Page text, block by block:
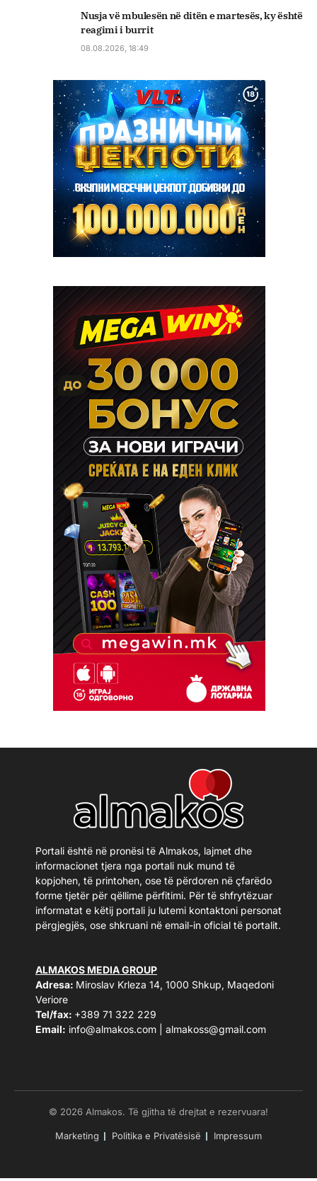
Nusja vë mbulesën në ditën e martesës, ky është
reagimi i burrit
08.08.2026, 18:49
Portali është në pronësi të Almakos, lajmet dhe
informacionet tjera nga portali nuk mund të
kopjohen, të printohen, ose të përdoren në çfarëdo
forme tjetër për qëllime përfitimi. Për të shfrytëzuar
informatat e këtij portali ju lutemi kontaktoni personat
përgjegjës, ose shkruani në email-in oficial të portalit.
ALMAKOS MEDIA GROUP
Adresa: Miroslav Krleza 14, 1000 Shkup, Maqedoni
Veriore
Tel/fax: +389 71 322 229
Email: info@almakos.com almakoss@gmail.com
© 2026 Almakos. Të gjitha të drejtat e rezervuara!
Marketing Politika e Privatësisë Impressum